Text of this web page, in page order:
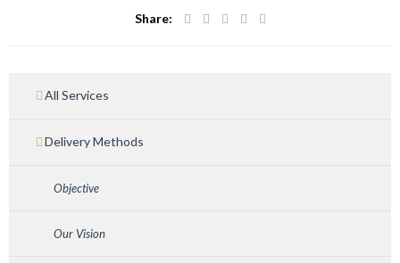
Share:
All Services
Delivery Methods
Objective
Our Vision